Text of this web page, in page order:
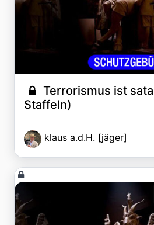
Terrorismus ist
Staffeln)
klaus a.d.H. [jäger]